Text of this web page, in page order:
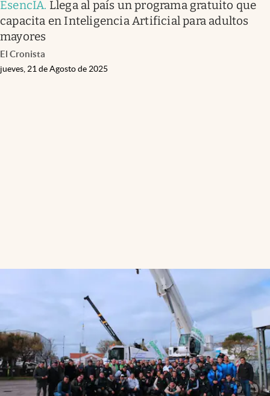
EsencIA. Llega al país un programa gratuito que
capacita en Inteligencia Artificial para adultos
mayores
El Cronista
jueves, 21 de Agosto de 2025